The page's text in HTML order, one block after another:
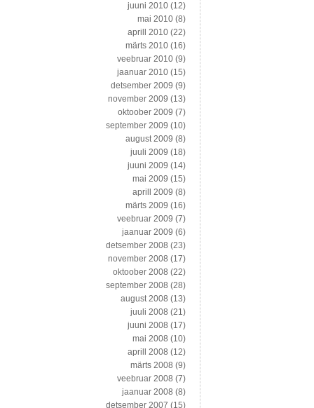
juuni 2010 (12)
mai 2010 (8)
aprill 2010 (22)
märts 2010 (16)
veebruar 2010 (9)
jaanuar 2010 (15)
detsember 2009 (9)
november 2009 (13)
oktoober 2009 (7)
september 2009 (10)
august 2009 (8)
juuli 2009 (18)
juuni 2009 (14)
mai 2009 (15)
aprill 2009 (8)
märts 2009 (16)
veebruar 2009 (7)
jaanuar 2009 (6)
detsember 2008 (23)
november 2008 (17)
oktoober 2008 (22)
september 2008 (28)
august 2008 (13)
juuli 2008 (21)
juuni 2008 (17)
mai 2008 (10)
aprill 2008 (12)
märts 2008 (9)
veebruar 2008 (7)
jaanuar 2008 (8)
detsember 2007 (15)